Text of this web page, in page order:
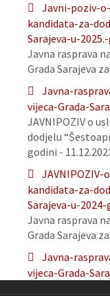
Javni-poziv-
kandidata-za-
Sarajeva-u-
Javna rasprava
Grada Sarajeva
Javna-
vijeca-Grada-
JAVNIPOZIV o
dodjelu
godini -
kandidata-za-
Sarajeva-u-
Javna rasprava
Grada Sarajeva
Javna-
vijeca-Grada-